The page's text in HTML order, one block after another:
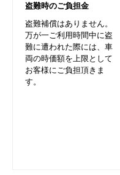
盗難時のご負担金
盗難補償はありません。
万が一ご利用時間中に盗
難に遭われた際には、車
両の時価額を上限として
お客様にご負担頂きま
す。